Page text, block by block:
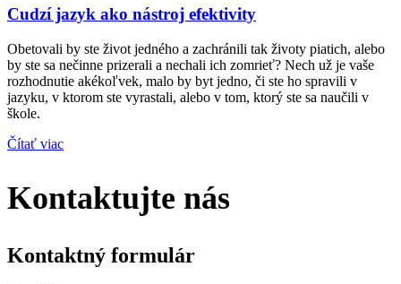
Cudzí jazyk ako nástroj efektivity
Obetovali by ste život jedného a zachránili tak životy piatich, alebo
by ste sa nečinne prizerali a nechali ich zomrieť? Nech už je vaše
rozhodnutie akékoľvek, malo by byt jedno, či ste ho spravili v
jazyku, v ktorom ste vyrastali, alebo v tom, ktorý ste sa naučili v
škole.
Čítať viac
Kontaktujte nás
Kontaktný formulár